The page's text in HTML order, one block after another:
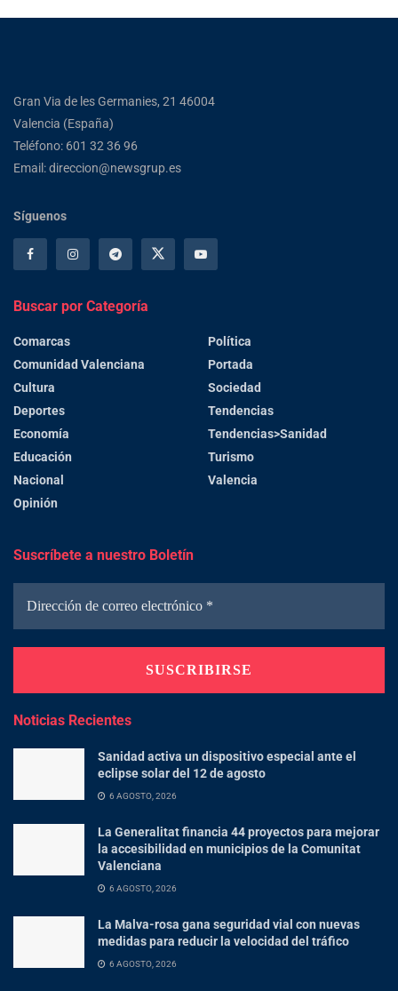
Gran Via de les Germanies, 21 46004
Valencia (España)
Teléfono: 601 32 36 96
Email: direccion@newsgrup.es
Síguenos
Buscar por Categoría
Comarcas
Comunidad Valenciana
Cultura
Deportes
Economía
Educación
Nacional
Opinión
Política
Portada
Sociedad
Tendencias
Tendencias>Sanidad
Turismo
Valencia
Suscríbete a nuestro Boletín
Noticias Recientes
Sanidad activa un dispositivo especial ante el
eclipse solar del 12 de agosto
6 AGOSTO, 2026
La Generalitat financia 44 proyectos para mejorar
la accesibilidad en municipios de la Comunitat
Valenciana
6 AGOSTO, 2026
La Malva-rosa gana seguridad vial con nuevas
medidas para reducir la velocidad del tráfico
6 AGOSTO, 2026